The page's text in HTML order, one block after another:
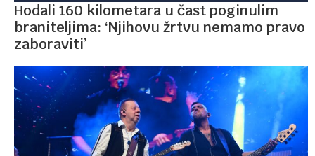
Hodali 160 kilometara u čast poginulim
braniteljima: ‘Njihovu žrtvu nemamo pravo
zaboraviti’